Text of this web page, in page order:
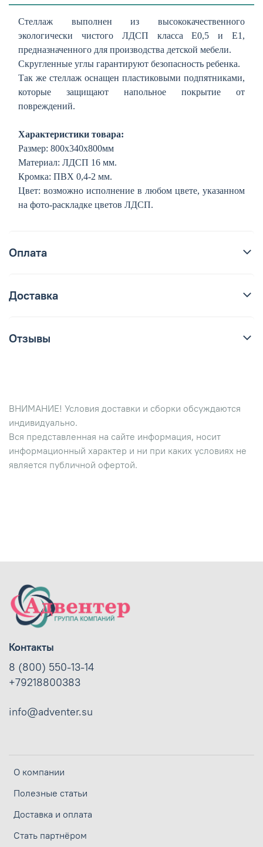
Стеллаж выполнен из высококачественного
экологически чистого ЛДСП класса E0,5 и E1,
предназначенного для производства детской мебели.
Скругленные углы гарантируют безопасность ребенка.
Так же стеллаж оснащен пластиковыми подпятниками,
которые защищают напольное покрытие от
повреждений.
Характеристики товара:
Размер: 800х340х800мм
Материал: ЛДСП 16 мм.
Кромка: ПВХ 0,4-2 мм.
Цвет: возможно исполнение в любом цвете, указанном
на фото-раскладке цветов ЛДСП.
Оплата
Доставка
Отзывы
ВНИМАНИЕ! Условия доставки и сборки обсуждаются
индивидуально.
Вся представленная на сайте информация, носит
информационный характер и ни при каких условиях не
является публичной офертой.
О компании
Полезные статьи
Доставка и оплата
Стать партнёром
Контакты
8 (800) 550-13-14
+79218800383
info@adventer.su